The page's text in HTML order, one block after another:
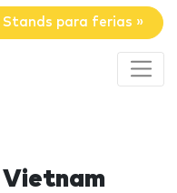
Stands para ferias »